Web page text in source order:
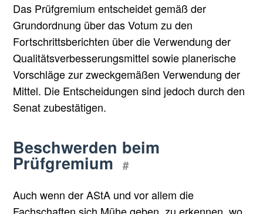
Das Prüfgremium entscheidet gemäß der
Grundordnung über das Votum zu den
Fortschrittsberichten über die Verwendung der
Qualitätsverbesserungsmittel sowie planerische
Vorschläge zur zweckgemäßen Verwendung der
Mittel. Die Entscheidungen sind jedoch durch den
Senat zubestätigen.
Beschwerden beim
Prüfgremium #
Auch wenn der AStA und vor allem die